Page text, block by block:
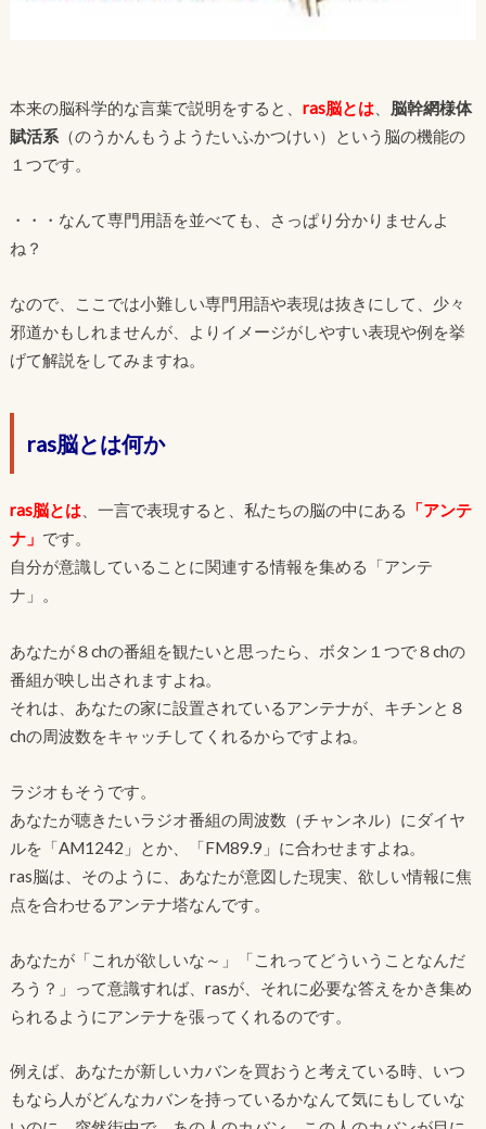
本来の脳科学的な言葉で説明をすると、 ras脳とは、 脳幹網様体
賦活系（のうかんもうようたいふかつけい）という脳の機能の
１つです。
・・・なんて専門用語を並べても、さっぱり分かりませんよ
ね？
なので、ここでは小難しい専門用語や表現は抜きにして、少々
邪道かもしれませんが、よりイメージがしやすい表現や例を挙
げて解説をしてみますね。
ras脳とは何か
ras脳とは、一言で表現すると、私たちの脳の中にある
「アンテ
ナ」 です。
自分が意識していることに関連する情報を集める「アンテ
ナ」。
あなたが８chの番組を観たいと思ったら、ボタン１つで８chの
番組が映し出されますよね。
それは、あなたの家に設置されているアンテナが、キチンと８
chの周波数をキャッチしてくれるからですよね。
ラジオもそうです。
あなたが聴きたいラジオ番組の周波数（チャンネル）にダイヤ
ルを「AM1242」とか、「FM89.9」に合わせますよね。
ras脳は、そのように、あなたが意図した現実、欲しい情報に焦
点を合わせるアンテナ塔なんです。
あなたが「これが欲しいな～」「これってどういうことなんだ
ろう？」って意識すれば、rasが、それに必要な答えをかき集め
られるようにアンテナを張ってくれるのです。
例えば、あなたが新しいカバンを買おうと考えている時、いつ
もなら人がどんなカバンを持っているかなんて気にもしていな